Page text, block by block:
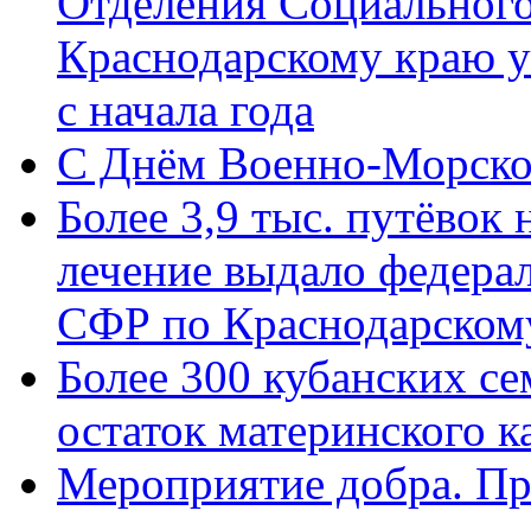
Краснодарскому краю
с начала года
C Днём Военно-
Более 3,9 тыс. путёвок
лечение выдало
СФР по
Более 300 кубанских
остаток материнского
Мероприятие добра.